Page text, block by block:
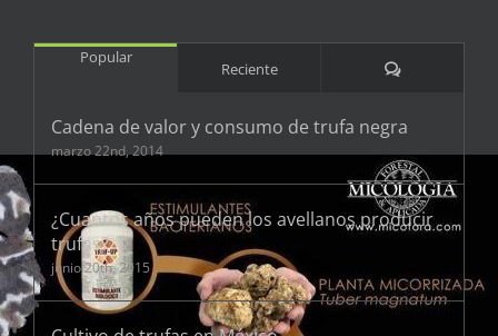
Popular
Reciente Comentarios
Cadena de valor y consumo de trufa negra
marzo 22nd, 2014
¿Cuantos años pueden los avellanos producir
trufas?
junio 20th, 2015